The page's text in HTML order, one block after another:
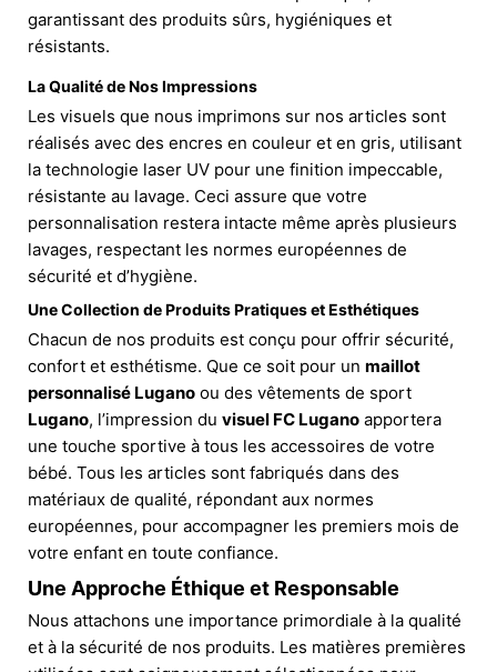
garantissant des produits sûrs, hygiéniques et
résistants.
La Qualité de Nos Impressions
Les visuels que nous imprimons sur nos articles sont
réalisés avec des encres en couleur et en gris, utilisant
la technologie laser UV pour une finition impeccable,
résistante au lavage. Ceci assure que votre
personnalisation restera intacte même après plusieurs
lavages, respectant les normes européennes de
sécurité et d’hygiène.
Une Collection de Produits Pratiques et Esthétiques
Chacun de nos produits est conçu pour offrir sécurité,
confort et esthétisme. Que ce soit pour un maillot
personnalisé Lugano ou des vêtements de sport
Lugano, l’impression du visuel FC Lugano apportera
une touche sportive à tous les accessoires de votre
bébé. Tous les articles sont fabriqués dans des
matériaux de qualité, répondant aux normes
européennes, pour accompagner les premiers mois de
votre enfant en toute confiance.
Une Approche Éthique et Responsable
Nous attachons une importance primordiale à la qualité
et à la sécurité de nos produits. Les matières premières